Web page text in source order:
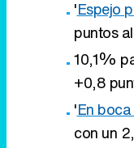
'Espejo
puntos
10,1%
+0,8
'En
con un